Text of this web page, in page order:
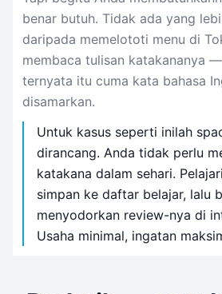
benar butuh. Tidak ada yang
daripada memelototi menu di
membaca tulisan katakananya
ternyata itu cuma kata bahasa
disamarkan.
Untuk kasus seperti inilah
dirancang. Anda tidak perlu
katakana dalam sehari.
simpan ke daftar belajar, lalu
menyodorkan review-nya di
Usaha minimal, ingatan